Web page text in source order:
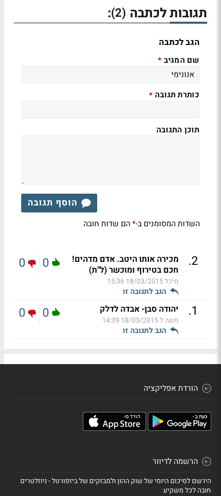
תגובות לכתבה (2)
:
הגב לכתבה
שם המגיב *
כותרת תגובה *
תוכן התגובה
הוסף תגובה
השדות המסומנים ב-*הם שדות חובה
2
.
מכירה אותו היטב. אדם מדהים!
חכם בטירוף ומוכשר (ל"ת)
מיכל18/03/2015 15:36
הגב לתגובה זו
0
0
1
. יהודה סבן- אבדה לדלק
משה ל18/03/2015 14:39
הגב לתגובה זו
0
0
הורדת אפליקציה
הרשמה לדיוור
הירשם לסיכום היומי של שוק ההון ולמבזקים של ביזפורטל - ניוזלטרים
חובה לכל משקיע